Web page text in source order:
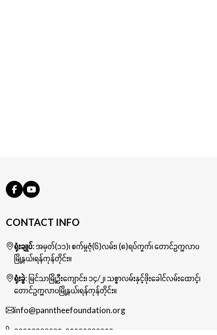
CONTACT INFO
ရုံးချုပ်: အမှတ်(၁၁)၊ စက်မှုဇုံ(၆)လမ်း၊ (၈)ရပ်ကွက်၊ တောင်ဥက္ကလာပ
မြို့နယ်၊ရန်ကုန်တိုင်း။
ရုံးခွဲ: မြင်သာမြို့ဦးကျောင်း၊ ၁၄/၂၊ သစ္စာလမ်းနှင့်ဖိုးခေါင်လမ်းထောင့်၊
တောင်ဥက္ကလာပမြို့နယ်၊ရန်ကုန်တိုင်း။
info@panntheefoundation.org
၀၉၇၇၀၃၇၀၇၇၇ ၀၉၇၇၀၄၇၀၇၇၇